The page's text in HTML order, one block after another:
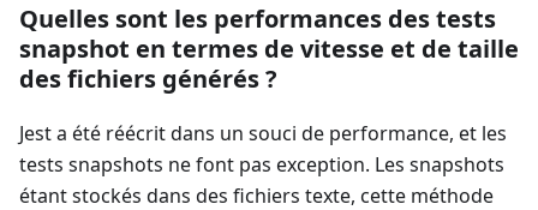
Quelles sont les performances des tests
snapshot en termes de vitesse et de taille
des fichiers générés ?
Jest a été réécrit dans un souci de performance, et les
tests snapshots ne font pas exception. Les snapshots
étant stockés dans des fichiers texte, cette méthode